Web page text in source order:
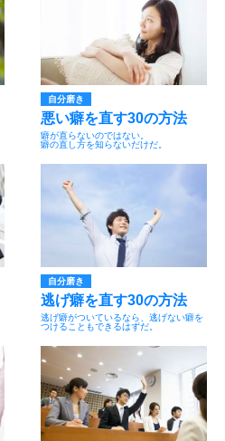
自分磨き
悪い癖を直す30の方法
癖が直らないのではない。
癖の直し方を知らないだけだ。
自分磨き
逃げ癖を直す30の方法
逃げ癖がついているなら、逃げない癖を
つけることもできるはずだ。